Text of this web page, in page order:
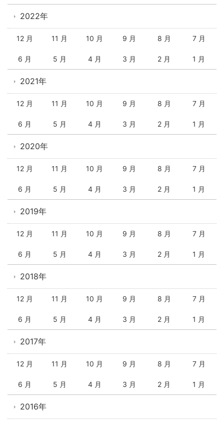
2022年
12 月 11 月 10 月 9 月 8 月 7 月
6 月 5 月 4 月 3 月 2 月 1 月
2021年
12 月 11 月 10 月 9 月 8 月 7 月
6 月 5 月 4 月 3 月 2 月 1 月
2020年
12 月 11 月 10 月 9 月 8 月 7 月
6 月 5 月 4 月 3 月 2 月 1 月
2019年
12 月 11 月 10 月 9 月 8 月 7 月
6 月 5 月 4 月 3 月 2 月 1 月
2018年
12 月 11 月 10 月 9 月 8 月 7 月
6 月 5 月 4 月 3 月 2 月 1 月
2017年
12 月 11 月 10 月 9 月 8 月 7 月
6 月 5 月 4 月 3 月 2 月 1 月
2016年